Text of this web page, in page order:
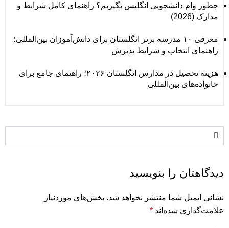
چطور وام دانشجویی انگلیس بگیریم؟ راهنمای کامل شرایط و
مدارک (2026)
معرفی ۱۰ مدرسه برتر انگلستان برای دانش‌آموزان بین‌المللی؛
راهنمای انتخاب و شرایط پذیرش
هزینه تحصیل در مدارس انگلستان ۲۰۲۶؛ راهنمای جامع برای
خانواده‌های بین‌المللی
دیدگاهتان را بنویسید
نشانی ایمیل شما منتشر نخواهد شد. بخش‌های موردنیاز
علامت‌گذاری شده‌اند *